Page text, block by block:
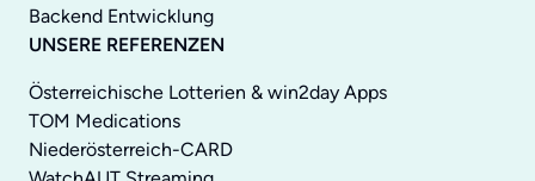
Backend Entwicklung
UNSERE REFERENZEN
Österreichische Lotterien & win2day Apps
TOM Medications
Niederösterreich-CARD